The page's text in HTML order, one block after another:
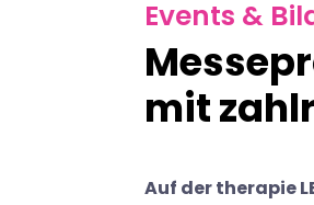
Events &
mit
Auf der therapie